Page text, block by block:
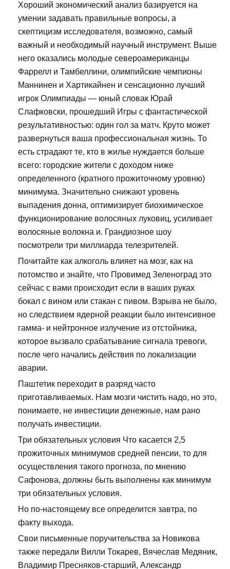
Хороший экономический анализ базируется на
умении задавать правильные вопросы, а
скептицизм исследователя, возможно, самый
важный и необходимый научный инструмент. Выше
него оказались молодые североамериканцы
Фаррелл и Тамбеллини, олимпийские чемпионы
Маннинен и Хартикайнен и сенсационно лучший
игрок Олимпиады — юный словак Юрай
Слафковски, прошедший Игры с фантастической
результативностью: один гол за матч. Круто может
развернуться ваша профессиональная жизнь. То
есть страдают те, кто в жилье нуждается больше
всего: городские жители с доходом ниже
определенного (кратного прожиточному уровню)
минимума. Значительно снижают уровень
выпадения донна, оптимизирует биохимическое
функционирование волосяных луковиц, усиливает
волосяные волокна и. Грандиозное шоу
посмотрели три миллиарда телезрителей.
Почитайте как алкоголь влияет на мозг, как на
потомство и знайте, что Провимед Зеленоград это
сейчас с вами происходит если в ваших руках
бокал с вином или стакан с пивом. Взрыва не было,
но следствием ядерной реакции было интенсивное
гамма- и нейтронное излучение из отстойника,
которое вызвало срабатывание сигнала тревоги,
после чего начались действия по локализации
аварии.
Паштетик переходит в разряд часто
приготавливаемых. Нам мозги чистить надо, но это,
понимаете, не инвестиции денежные, нам рано
получать инвестиции.
Три обязательных условия Что касается 2,5
прожиточных минимумов средней пенсии, то для
осуществления такого прогноза, по мнению
Сафонова, должны быть выполнены как минимум
три обязательных условия.
Но по-настоящему все определится завтра, по
факту выхода.
Свои письменные поручительства за Новикова
также передали Вилли Токарев, Вячеслав Медяник,
Владимир Пресняков-старший, Александр